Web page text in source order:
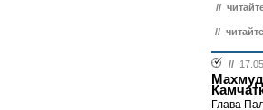
//
//
//
Глава